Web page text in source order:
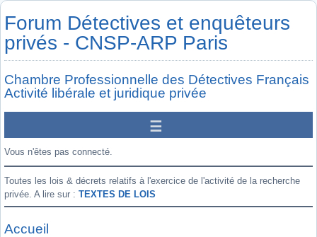
Forum Détectives et enquêteurs
privés - CNSP-ARP Paris
Chambre Professionnelle des Détectives Français
Activité libérale et juridique privée
Vous n'êtes pas connecté.
Toutes les lois & décrets relatifs à l'exercice de l'activité de la recherche
privée. A lire sur : TEXTES DE LOIS
Accueil